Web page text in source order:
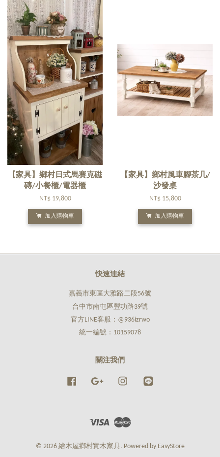
【家具】鄉村日式馬賽克磁
磚/小餐櫃/電器櫃
NT$ 19,800
加入購物車
【家具】鄉村風車腳茶几/
沙發桌
NT$ 15,800
加入購物車
快速連結
嘉義市東區大雅路二段56號
台中市南屯區豐功路39號
官方LINE客服：@936izrwo
統一編號：10159078
關注我們
Facebook Google Instagram
Visa Master
© 2026 繪木屋鄉村實木家具. Powered by EasyStore